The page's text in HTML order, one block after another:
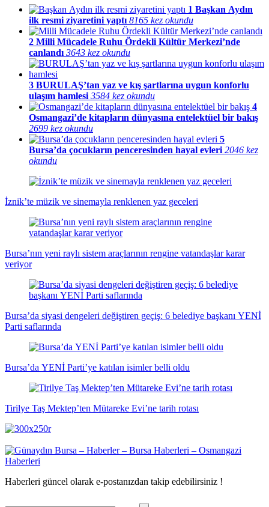
1 Başkan Aydın
ilk resmi ziyaretini yaptı 8165 kez okundu
2 Milli Mücadele Ruhu Ördekli Kültür Merkezi’nde
canlandı 3643 kez okundu
3 BURULAŞ’tan yaz ve kış şartlarına uygun konforlu
ulaşım hamlesi 3584 kez okundu
4
Osmangazi’de kitapların dünyasına entelektüel bir bakış
2699 kez okundu
5
Bursa’da çocukların penceresinden hayal evleri 2046 kez
okundu
İznik’te müzik ve sinemayla renklenen yaz geceleri
Bursa’nın yeni raylı sistem araçlarının rengine vatandaşlar karar
veriyor
Bursa’da siyasi dengeleri değiştiren geçiş: 6 belediye başkanı YENİ
Parti saflarında
Bursa’da YENİ Parti’ye katılan isimler belli oldu
Tirilye Taş Mektep’ten Mütareke Evi’ne tarih rotası
Haberleri güncel olarak e-postanızdan takip edebilirsiniz !